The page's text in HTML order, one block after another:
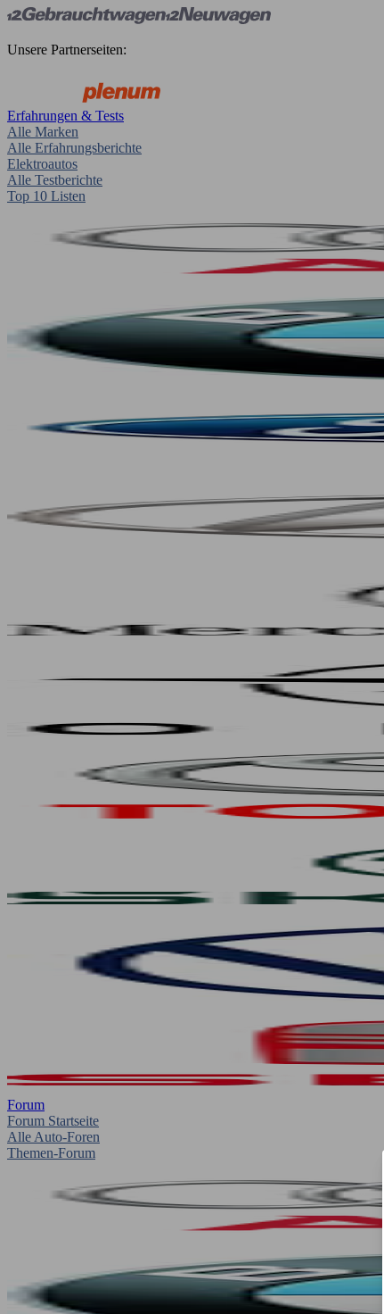
Unsere Partnerseiten:
Erfahrungen & Tests
Alle Marken
Alle Erfahrungsberichte
Elektroautos
Alle Testberichte
Top 10 Listen
Forum
Forum Startseite
Alle Auto-Foren
Themen-Forum